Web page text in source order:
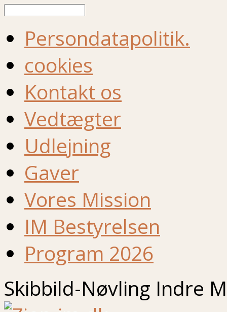
Persondatapolitik.
cookies
Kontakt os
Vedtægter
Udlejning
Gaver
Vores Mission
IM Bestyrelsen
Program 2026
Skibbild-Nøvling Indre